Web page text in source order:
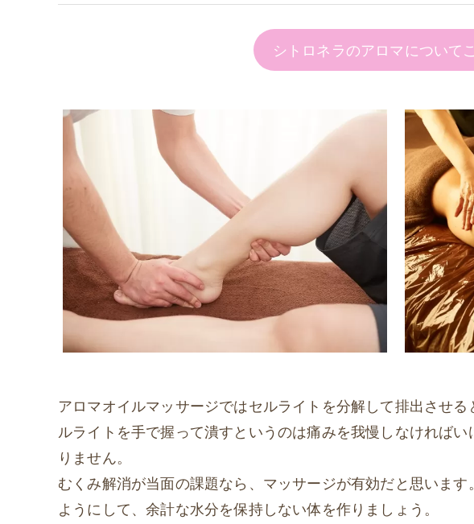
シトロネラのアロマについて
アロマオイルマッサージではセルライトを分解して排出させ
ルライトを手で握って潰すというのは痛みを我慢しなければ
りません。
むくみ解消が当面の課題なら、マッサージが有効だと思いま
ようにして、余計な水分を保持しない体を作りましょう。